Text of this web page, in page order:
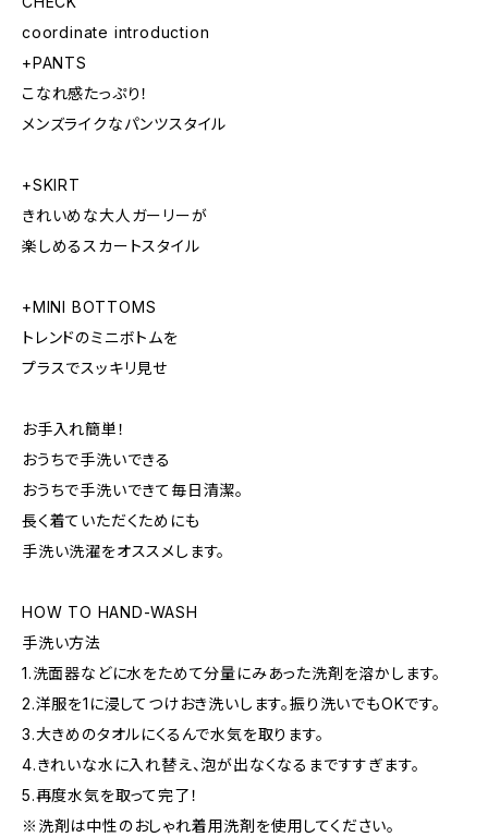
coordinate introduction
+PANTS
こなれ感たっぷり！
メンズライクなパンツスタイル
+SKIRT
きれいめな大人ガーリーが
楽しめるスカートスタイル
+MINI BOTTOMS
トレンドのミニボトムを
プラスでスッキリ見せ
お手入れ簡単！
おうちで手洗いできる
おうちで手洗いできて毎日清潔。
長く着ていただくためにも
手洗い洗濯をオススメします。
HOW TO HAND-WASH
手洗い方法
1.洗面器などに水をためて分量にみあった洗剤を溶かします。
2.洋服を1に浸してつけおき洗いします。振り洗いでもOKです。
3.大きめのタオルにくるんで水気を取ります。
4.きれいな水に入れ替え、泡が出なくなるまですすぎます。
5.再度水気を取って完了！
※洗剤は中性のおしゃれ着用洗剤を使用してください。